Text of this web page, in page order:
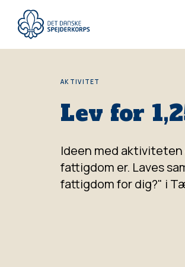
hovedindhold
AKTIVITET
Lev for
Ideen med aktiviteten
fattigdom er. Laves
fattigdom for dig?" i